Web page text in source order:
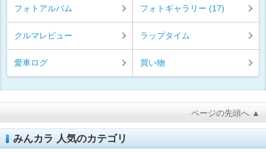
フォトアルバム フォトギャラリー (17)
クルマレビュー ラップタイム
愛車ログ 買い物
ページの先頭へ ▲
みんカラ 人気のカテゴリ